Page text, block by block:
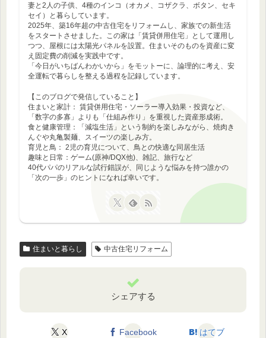
妻と2人の子供、4種のインコ（オカメ、コザクラ、ボタン、セキ
セイ）と暮らしています。
2025年、築16年超の中古住宅をリフォームし、家族での新生活
をスタートさせました。この家は「賃貸併用住宅」として運用し
つつ、屋根には太陽光パネルを設置。住まいそのものを資産に変
え固定費の削減を実践中です。
「今日がいちばんわかいから」をモットーに、論理的に考え、安
全運転で暮らしを整える過程を記録しています。
【このブログで発信していること】
住まいと家計： 賃貸併用住宅・ソーラー導入効果・投資など、
「数字の多寡」よりも「仕組み作り」を重視した資産形成術。
食と健康管理：「減塩生活」という制約を楽しみながら、焼肉き
んぐや丸亀製麺、スイーツの楽しみ方。
育児と鳥： 2児の育児について、鳥との快適な同居生活
趣味と日常：ゲーム(原神/DQX他)、雑記、旅行など
40代パパのリアルな試行錯誤が、同じような悩みを持つ誰かの
「次の一歩」のヒントになれば幸いです。
住まいと暮らし 中古住宅リフォーム
シェアする
X Facebook はてブ